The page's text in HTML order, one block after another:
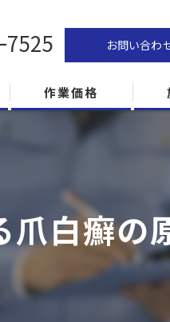
7525 お問い合わ
作業価格
白癬の